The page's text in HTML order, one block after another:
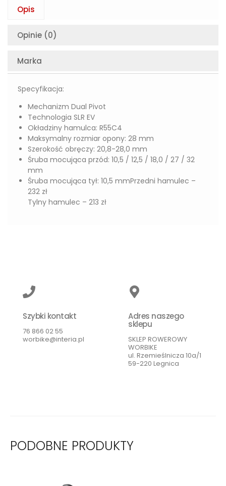
Opis
Opinie (0)
Marka
Specyfikacja:
Mechanizm Dual Pivot
Technologia SLR EV
Okładziny hamulca: R55C4
Maksymalny rozmiar opony: 28 mm
Szerokość obręczy: 20,8-28,0 mm
Śruba mocująca przód: 10,5 / 12,5 / 18,0 / 27 / 32
mm
Śruba mocująca tył: 10,5 mmPrzedni hamulec –
232 zł
Tylny hamulec – 213 zł
Szybki kontakt
76 866 02 55
worbike@interia.pl
Adres naszego
sklepu
SKLEP ROWEROWY
WORBIKE
ul. Rzemieślnicza 10a/1
59-220 Legnica
PODOBNE PRODUKTY